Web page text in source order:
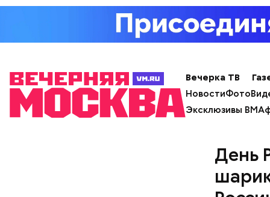
Вечерка ТВ
НовостиФото
Эксклюзивы ВМ
День
Однако
полезна.
творогом